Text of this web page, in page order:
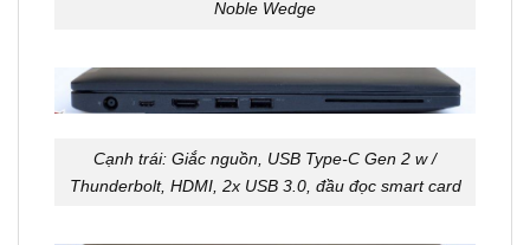
Noble Wedge
Cạnh trái: Giắc nguồn, USB Type-C Gen 2 w /
Thunderbolt, HDMI, 2x USB 3.0, đầu đọc smart card